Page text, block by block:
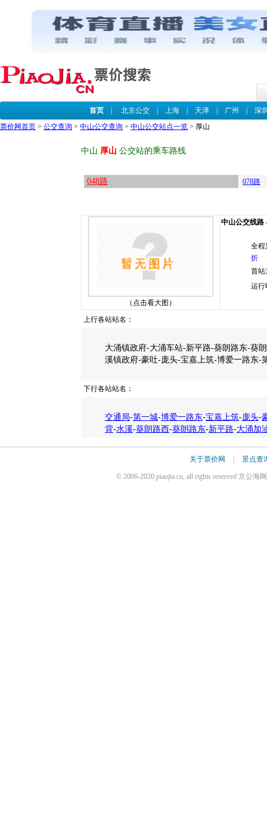
首页| 北京公交| 上海| 天津| 广州
深
票价网首页 > 公交查询 > 中山公交查询 > 中山公交站点一览 > 厚山
中山 厚山 公交站的乘车路线
048路 078路
（点击看大图）
中山公交线路
全程
折
首站
运行
上行各站站名：
大涌镇政府-大涌车站-新平路-葵朗路东-葵
溪镇政府-豪吐-庞头-宝嘉上筑-博爱一路东-
下行各站站名：
交通局-第一城-博爱一路东-宝嘉上筑-庞头-
背-水溪-葵朗路西-葵朗路东-新平路-大涌加
关于票价网 景点查
© 2006-2020 piaojia.cn, all rights reserved 京公海